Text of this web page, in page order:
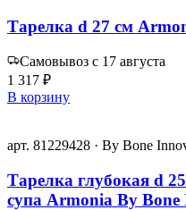
Тарелка d 27 см
Самовывоз с 17 августа
1 317 ₽
В корзину
арт. 81229428 · By Bone
Тарелка глубокая d
супа Armonia By